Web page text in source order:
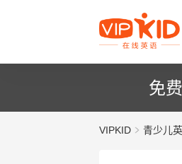
免
VIPKID 青少儿